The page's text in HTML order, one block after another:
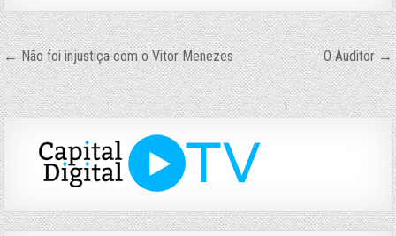
Navegação
de
Post
← Não foi injustiça com o Vitor Menezes O Auditor →